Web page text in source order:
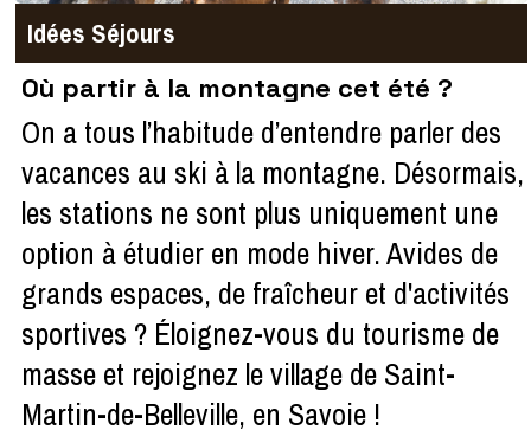
Idées Séjours
Où partir à la montagne cet été ?
On a tous l’habitude d’entendre parler des
vacances au ski à la montagne. Désormais,
les stations ne sont plus uniquement une
option à étudier en mode hiver. Avides de
grands espaces, de fraîcheur et d'activités
sportives ? Éloignez-vous du tourisme de
masse et rejoignez le village de Saint-
Martin-de-Belleville, en Savoie !